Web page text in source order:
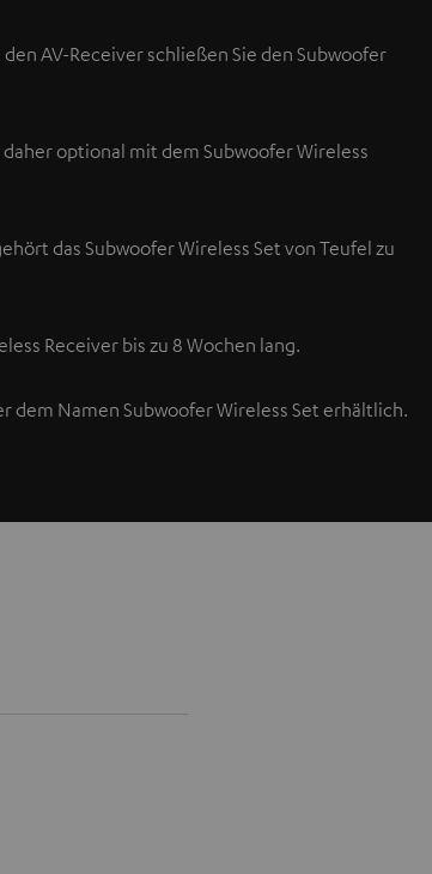
AV-Receiver schließen Sie den Subwoofer
optional mit dem Subwoofer Wireless
das Subwoofer Wireless Set von Teufel zu
Receiver bis zu 8 Wochen lang.
dem Namen Subwoofer Wireless Set erhältlich.